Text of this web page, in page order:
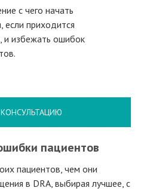
с чего начать
если приходится
и избежать ошибок
пациентов
пациентов, чем они
в DRA, выбирая лучшее, с